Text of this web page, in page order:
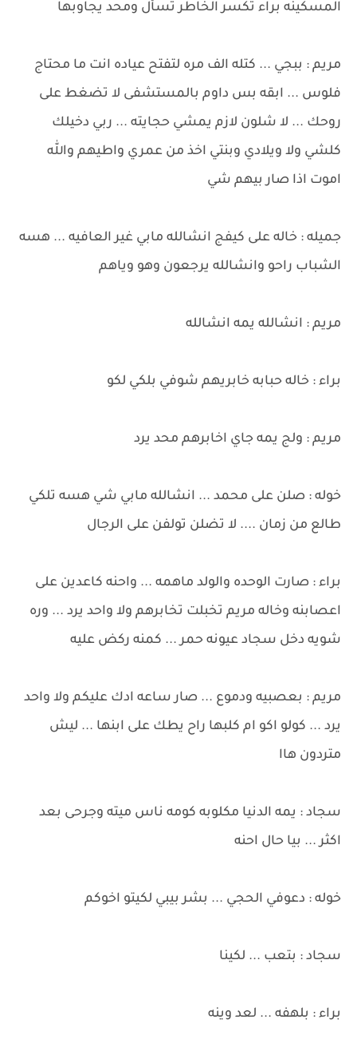
المسكينه براء تكسر الخاطر تسأل ومحد يجاوبها
مريم : ببجي ... كتله الف مره لتفتح عياده انت ما محتاج
فلوس ... ابقه بس داوم بالمستشفى لا تضغط على
روحك ... لا شلون لازم يمشي حجايته ... ربي دخيلك
كلشي ولا ويلادي وبنتي اخذ من عمري واطيهم والله
اموت اذا صار بيهم شي
جميله : خاله على كيفج انشالله مابي غير العافيه ... هسه
الشباب راحو وانشالله يرجعون وهو وياهم
مريم : انشالله يمه انشالله
براء : خاله حبابه خابريهم شوفي بلكي لكو
مريم : ولج يمه جاي اخابرهم محد يرد
خوله : صلن على محمد ... انشالله مابي شي هسه تلكي
طالع من زمان .... لا تضلن تولفن على الرجال
براء : صارت الوحده والولد ماهمه ... واحنه كاعدين على
اعصابنه وخاله مريم تخبلت تخابرهم ولا واحد يرد ... وره
شويه دخل سجاد عيونه حمر ... كمنه ركض عليه
مريم : بعصبيه ودموع ... صار ساعه ادك عليكم ولا واحد
يرد ... كولو اكو ام كلبها راح يطك على ابنها ... ليش
متردون هاا
سجاد : يمه الدنيا مكلوبه كومه ناس ميته وجرحى بعد
اكثر ... بيا حال احنه
خوله : دعوفي الحجي ... بشر بيبي لكيتو اخوكم
سجاد : بتعب ... لكينا
براء : بلهفه ... لعد وينه